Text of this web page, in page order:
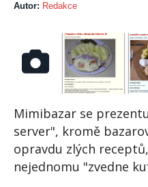
Autor: Redakce
Mimibazar se
server", kromě
opravdu zlých
nejednomu "zvedne